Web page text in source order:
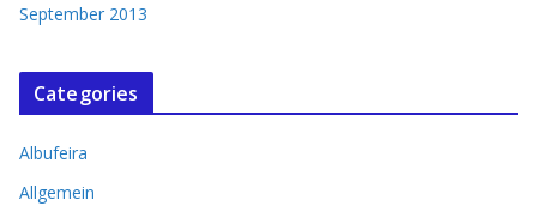
September 2013
Categories
Albufeira
Allgemein